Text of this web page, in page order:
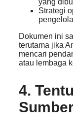
yang
Strategi
Dokumen ini
terutama jika
mencari
atau lembaga
4.